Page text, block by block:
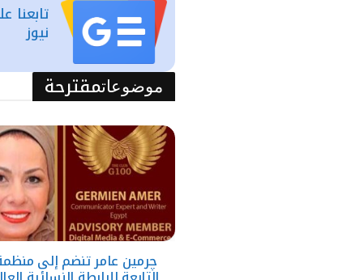
تابعنا
نيوز
موضوعاتمقترحة